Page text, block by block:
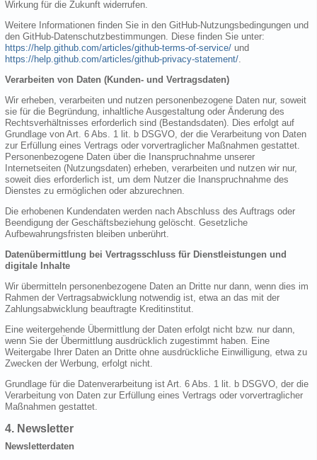
Wirkung für die Zukunft widerrufen.
Weitere Informationen finden Sie in den GitHub-Nutzungsbedingungen und
den GitHub-Datenschutzbestimmungen. Diese finden Sie unter:
https://help.github.com/articles/github-terms-of-service/ und
https://help.github.com/articles/github-privacy-statement/.
Verarbeiten von Daten (Kunden- und Vertragsdaten)
Wir erheben, verarbeiten und nutzen personenbezogene Daten nur, soweit
sie für die Begründung, inhaltliche Ausgestaltung oder Änderung des
Rechtsverhältnisses erforderlich sind (Bestandsdaten). Dies erfolgt auf
Grundlage von Art. 6 Abs. 1 lit. b DSGVO, der die Verarbeitung von Daten
zur Erfüllung eines Vertrags oder vorvertraglicher Maßnahmen gestattet.
Personenbezogene Daten über die Inanspruchnahme unserer
Internetseiten (Nutzungsdaten) erheben, verarbeiten und nutzen wir nur,
soweit dies erforderlich ist, um dem Nutzer die Inanspruchnahme des
Dienstes zu ermöglichen oder abzurechnen.
Die erhobenen Kundendaten werden nach Abschluss des Auftrags oder
Beendigung der Geschäftsbeziehung gelöscht. Gesetzliche
Aufbewahrungsfristen bleiben unberührt.
Datenübermittlung bei Vertragsschluss für Dienstleistungen und
digitale Inhalte
Wir übermitteln personenbezogene Daten an Dritte nur dann, wenn dies im
Rahmen der Vertragsabwicklung notwendig ist, etwa an das mit der
Zahlungsabwicklung beauftragte Kreditinstitut.
Eine weitergehende Übermittlung der Daten erfolgt nicht bzw. nur dann,
wenn Sie der Übermittlung ausdrücklich zugestimmt haben. Eine
Weitergabe Ihrer Daten an Dritte ohne ausdrückliche Einwilligung, etwa zu
Zwecken der Werbung, erfolgt nicht.
Grundlage für die Datenverarbeitung ist Art. 6 Abs. 1 lit. b DSGVO, der die
Verarbeitung von Daten zur Erfüllung eines Vertrags oder vorvertraglicher
Maßnahmen gestattet.
4. Newsletter
Newsletterdaten